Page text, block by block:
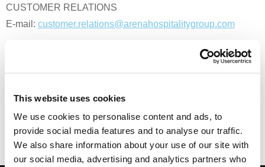
This website uses cookies
We use cookies to personalise content and ads, to
provide social media features and to analyse our traffic.
We also share information about your use of our site with
our social media, advertising and analytics partners who
CUSTOMER RELATIONS
E-mail: customer.relations@arenahospitalitygroup.com